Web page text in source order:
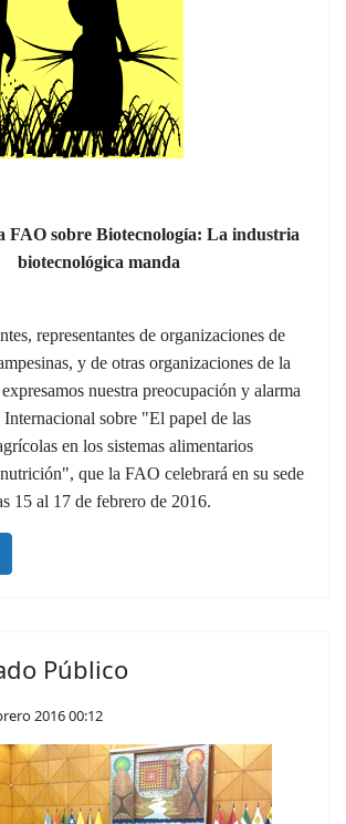
FAO sobre Biotecnología: La industria
biotecnológica manda
representantes de organizaciones de
y de otras organizaciones de la
nuestra preocupación y alarma
sobre "El papel de las
en los sistemas alimentarios
que la FAO celebrará en su sede
15 al 17 de febrero de 2016.
Público
2016 00:12